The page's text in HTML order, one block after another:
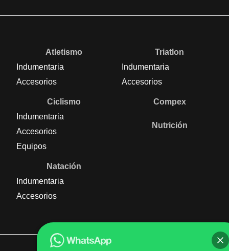
Atletismo
Indumentaria
Accesorios
Ciclismo
Indumentaria
Accesorios
Equipos
Natación
Indumentaria
Accesorios
Triatlon
Indumentaria
Accesorios
Compex
Nutrición